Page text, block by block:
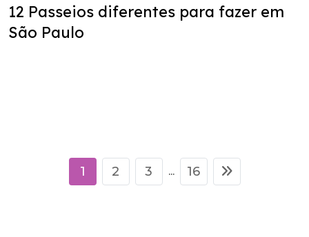
12 Passeios diferentes para fazer em
São Paulo
1 2 3 ... 16